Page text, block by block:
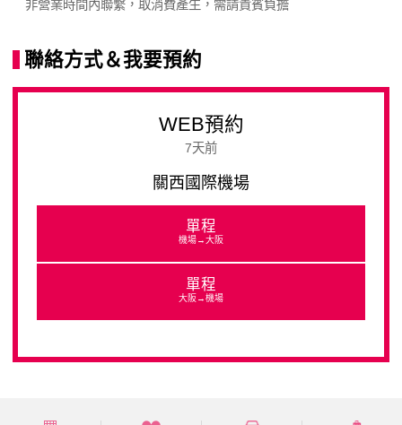
非營業時間內聯繫，取消費產生，需請貴賓負擔
聯絡方式＆我要預約
WEB預約
7天前
關西國際機場
單程
機場→大阪
單程
大阪→機場